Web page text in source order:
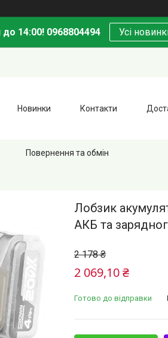
14:00! 0968804494 Усі
Новинки Контакти
Повернення та обмін
Лобзик
АКБ та
2 178 ₴
2 069,10 ₴
Готово до відправки